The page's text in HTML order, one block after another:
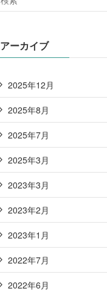
アーカイブ
2025年12月
2025年8月
2025年7月
2025年3月
2023年3月
2023年2月
2023年1月
2022年7月
2022年6月